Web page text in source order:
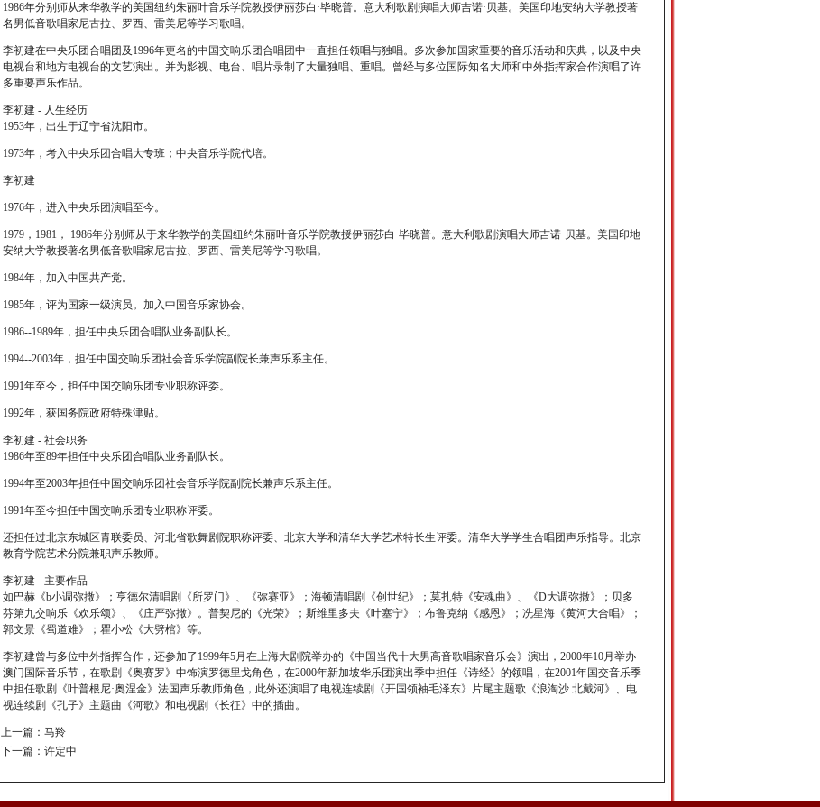
1986年分别师从来华教学的美国纽约朱丽叶音乐学院教授伊丽莎白·毕晓普。意大利歌剧演唱大师吉诺·贝基。美国印地安纳大学教授著
名男低音歌唱家尼古拉、罗西、雷美尼等学习歌唱。
李初建在中央乐团合唱团及1996年更名的中国交响乐团合唱团中一直担任领唱与独唱。多次参加国家重要的音乐活动和庆典，以及中央
电视台和地方电视台的文艺演出。并为影视、电台、唱片录制了大量独唱、重唱。曾经与多位国际知名大师和中外指挥家合作演唱了许
多重要声乐作品。
李初建 - 人生经历
1953年，出生于辽宁省沈阳市。
1973年，考入中央乐团合唱大专班；中央音乐学院代培。
李初建
1976年，进入中央乐团演唱至今。
1979，1981， 1986年分别师从于来华教学的美国纽约朱丽叶音乐学院教授伊丽莎白·毕晓普。意大利歌剧演唱大师吉诺·贝基。美国印地
安纳大学教授著名男低音歌唱家尼古拉、罗西、雷美尼等学习歌唱。
1984年，加入中国共产党。
1985年，评为国家一级演员。加入中国音乐家协会。
1986--1989年，担任中央乐团合唱队业务副队长。
1994--2003年，担任中国交响乐团社会音乐学院副院长兼声乐系主任。
1991年至今，担任中国交响乐团专业职称评委。
1992年，获国务院政府特殊津贴。
李初建 - 社会职务
1986年至89年担任中央乐团合唱队业务副队长。
1994年至2003年担任中国交响乐团社会音乐学院副院长兼声乐系主任。
1991年至今担任中国交响乐团专业职称评委。
还担任过北京东城区青联委员、河北省歌舞剧院职称评委、北京大学和清华大学艺术特长生评委。清华大学学生合唱团声乐指导。北京
教育学院艺术分院兼职声乐教师。
李初建 - 主要作品
如巴赫《b小调弥撒》；亨德尔清唱剧《所罗门》、《弥赛亚》；海顿清唱剧《创世纪》；莫扎特《安魂曲》、《D大调弥撒》；贝多
芬第九交响乐《欢乐颂》、《庄严弥撒》。普契尼的《光荣》；斯维里多夫《叶塞宁》；布鲁克纳《感恩》；冼星海《黄河大合唱》；
郭文景《蜀道难》；瞿小松《大劈棺》等。
李初建曾与多位中外指挥合作，还参加了1999年5月在上海大剧院举办的《中国当代十大男高音歌唱家音乐会》演出，2000年10月举办
澳门国际音乐节，在歌剧《奥赛罗》中饰演罗德里戈角色，在2000年新加坡华乐团演出季中担任《诗经》的领唱，在2001年国交音乐季
中担任歌剧《叶普根尼·奥涅金》法国声乐教师角色，此外还演唱了电视连续剧《开国领袖毛泽东》片尾主题歌《浪淘沙 北戴河》、电
视连续剧《孔子》主题曲《河歌》和电视剧《长征》中的插曲。
上一篇： 马羚
下一篇： 许定中